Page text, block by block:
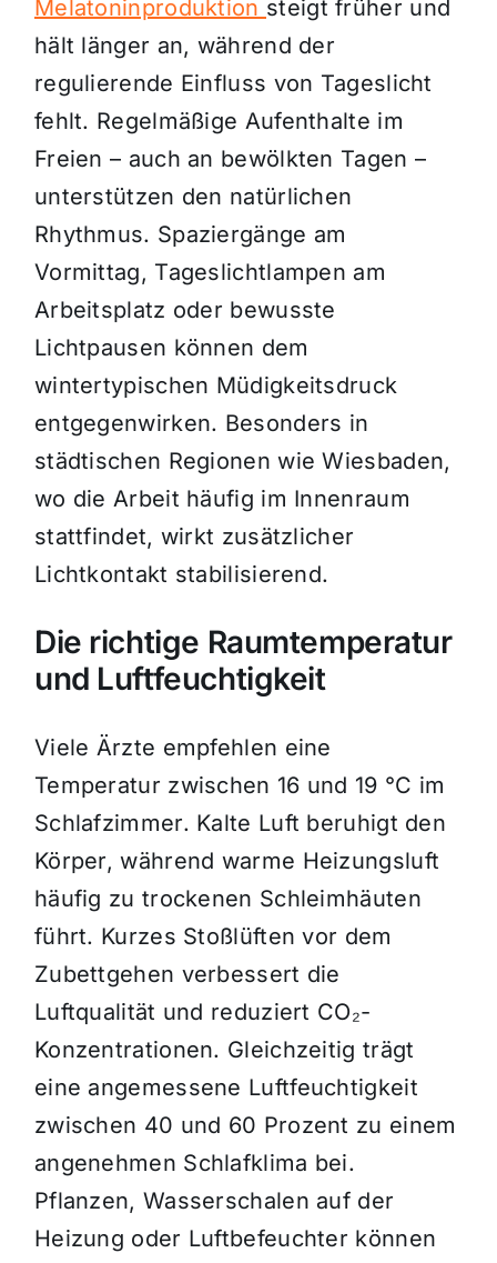
Melatoninproduktion steigt früher und
hält länger an, während der
regulierende Einfluss von Tageslicht
fehlt. Regelmäßige Aufenthalte im
Freien – auch an bewölkten Tagen –
unterstützen den natürlichen
Rhythmus. Spaziergänge am
Vormittag, Tageslichtlampen am
Arbeitsplatz oder bewusste
Lichtpausen können dem
wintertypischen Müdigkeitsdruck
entgegenwirken. Besonders in
städtischen Regionen wie Wiesbaden,
wo die Arbeit häufig im Innenraum
stattfindet, wirkt zusätzlicher
Lichtkontakt stabilisierend.
Die richtige Raumtemperatur
und Luftfeuchtigkeit
Viele Ärzte empfehlen eine
Temperatur zwischen 16 und 19 °C im
Schlafzimmer. Kalte Luft beruhigt den
Körper, während warme Heizungsluft
häufig zu trockenen Schleimhäuten
führt. Kurzes Stoßlüften vor dem
Zubettgehen verbessert die
Luftqualität und reduziert CO₂-
Konzentrationen. Gleichzeitig trägt
eine angemessene Luftfeuchtigkeit
zwischen 40 und 60 Prozent zu einem
angenehmen Schlafklima bei.
Pflanzen, Wasserschalen auf der
Heizung oder Luftbefeuchter können